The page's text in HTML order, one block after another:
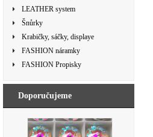
LEATHER system
Šnůrky
Krabičky, sáčky, displaye
FASHION náramky
FASHION Propisky
Doporučujeme